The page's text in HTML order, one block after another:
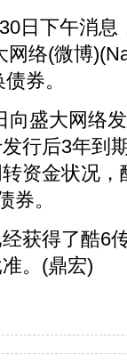
下午消息
络(微博
券。
盛大网络发
行后3年到
资金状况
券。
得了酷6
。(鼎宏)